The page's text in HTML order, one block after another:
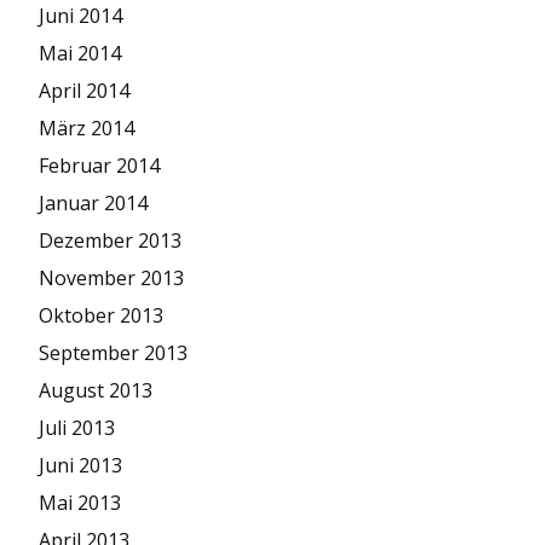
Juni 2014
Mai 2014
April 2014
März 2014
Februar 2014
Januar 2014
Dezember 2013
November 2013
Oktober 2013
September 2013
August 2013
Juli 2013
Juni 2013
Mai 2013